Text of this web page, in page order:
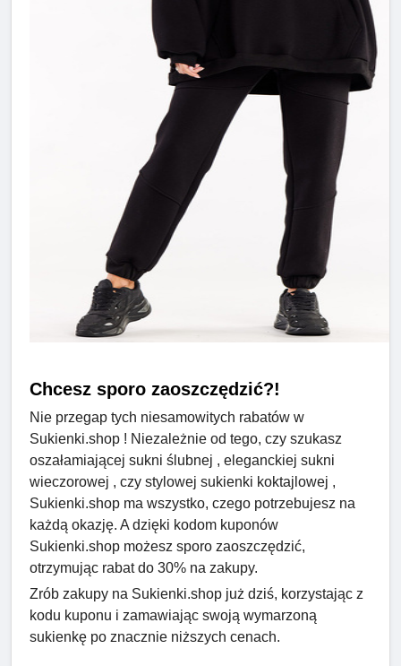
Chcesz sporo zaoszczędzić?!
Nie przegap tych niesamowitych rabatów w
Sukienki.shop ! Niezależnie od tego, czy szukasz
oszałamiającej sukni ślubnej , eleganckiej sukni
wieczorowej , czy stylowej sukienki koktajlowej ,
Sukienki.shop ma wszystko, czego potrzebujesz na
każdą okazję. A dzięki kodom kuponów
Sukienki.shop możesz sporo zaoszczędzić,
otrzymując rabat do 30% na zakupy.
Zrób zakupy na Sukienki.shop już dziś, korzystając z
kodu kuponu i zamawiając swoją wymarzoną
sukienkę po znacznie niższych cenach.